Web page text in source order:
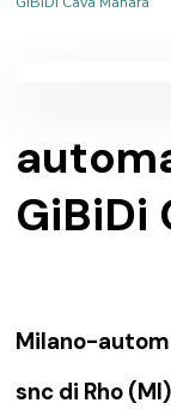
GiBiDi
Milano-
snc di Rho